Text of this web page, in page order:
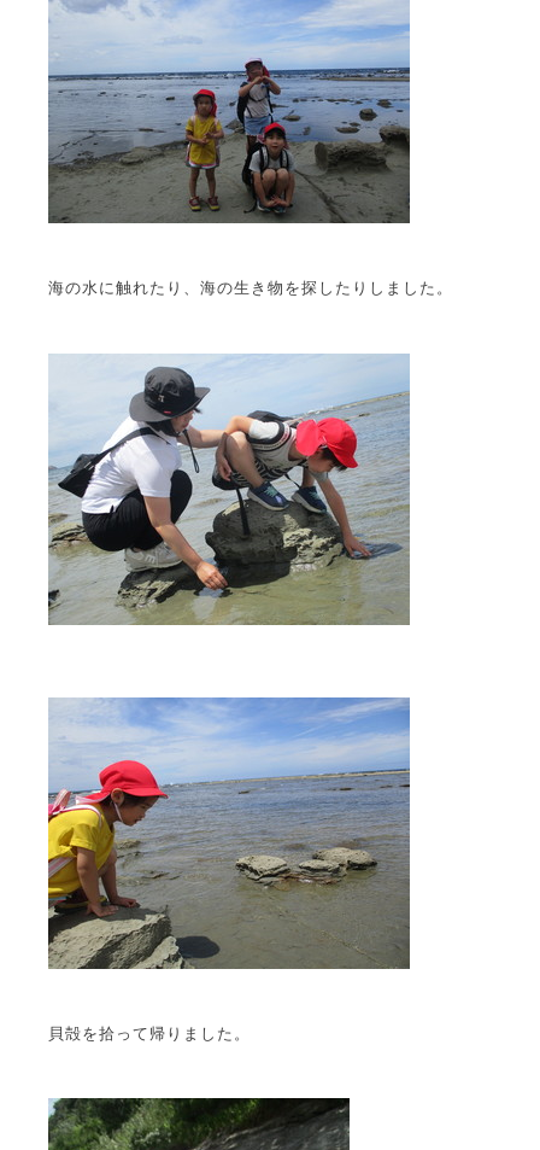
海の水に触れたり、海の生き物を探したりしました。
貝殻を拾って帰りました。